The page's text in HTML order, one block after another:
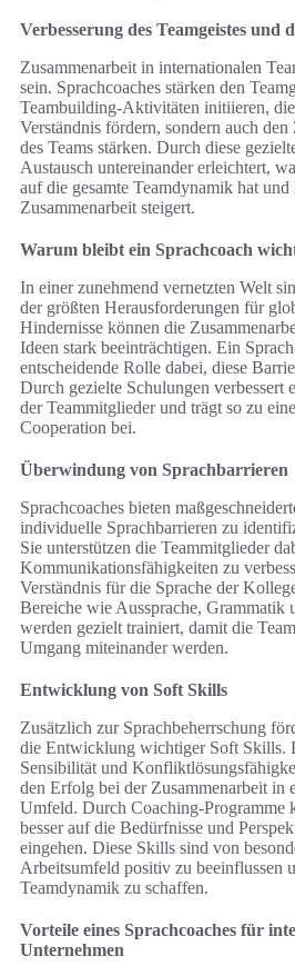
Verbesserung des Teamgeistes und
Zusammenarbeit in internationalen
sein. Sprachcoaches stärken den
Teambuilding-Aktivitäten initiieren,
Verständnis fördern, sondern auch
des Teams stärken. Durch diese
Austausch untereinander erleichtert,
auf die gesamte Teamdynamik hat
Zusammenarbeit steigert.
Warum bleibt ein Sprachcoach
In einer zunehmend vernetzten Welt
der größten Herausforderungen für
Hindernisse können die
Ideen stark beeinträchtigen. Ein
entscheidende Rolle dabei, diese
Durch gezielte Schulungen verbessert
der Teammitglieder und trägt so zu
Cooperation bei.
Überwindung von Sprachbarrieren
Sprachcoaches bieten
individuelle Sprachbarrieren zu
Sie unterstützen die Teammitglieder
Kommunikationsfähigkeiten zu
Verständnis für die Sprache der
Bereiche wie Aussprache, Grammatik
werden gezielt trainiert, damit die
Umgang miteinander werden.
Entwicklung von Soft Skills
Zusätzlich zur Sprachbeherrschung
die Entwicklung wichtiger Soft Skills.
Sensibilität und
den Erfolg bei der Zusammenarbeit in
Umfeld. Durch Coaching-Programme
besser auf die Bedürfnisse und
eingehen. Diese Skills sind von
Arbeitsumfeld positiv zu beeinflussen
Teamdynamik zu schaffen.
Vorteile eines Sprachcoaches für
Unternehmen